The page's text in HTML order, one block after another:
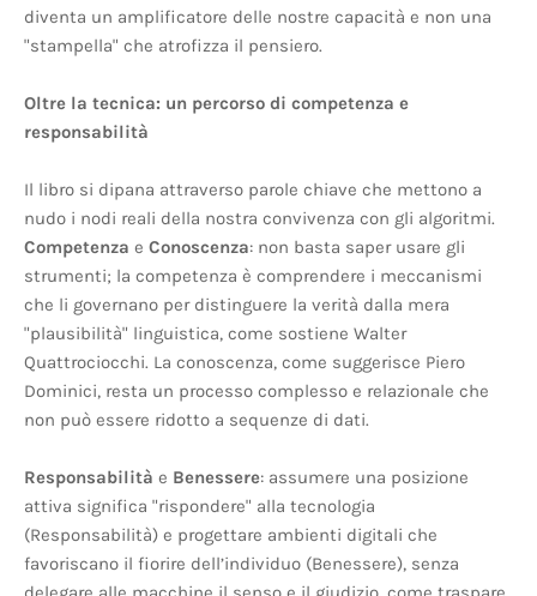
diventa un amplificatore delle nostre capacità e non una
"stampella" che atrofizza il pensiero.
Oltre la tecnica: un percorso di competenza e
responsabilità
Il libro si dipana attraverso parole chiave che mettono a
nudo i nodi reali della nostra convivenza con gli algoritmi.
Competenza e Conoscenza: non basta saper usare gli
strumenti; la competenza è comprendere i meccanismi
che li governano per distinguere la verità dalla mera
"plausibilità" linguistica, come sostiene Walter
Quattrociocchi. La conoscenza, come suggerisce Piero
Dominici, resta un processo complesso e relazionale che
non può essere ridotto a sequenze di dati.
Responsabilità e Benessere: assumere una posizione
attiva significa "rispondere" alla tecnologia
(Responsabilità) e progettare ambienti digitali che
favoriscano il fiorire dell’individuo (Benessere), senza